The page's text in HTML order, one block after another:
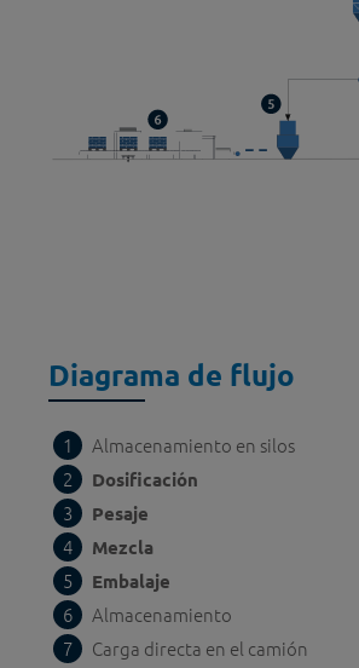
Diagrama de flujo
Almacenamiento en silos
Dosificación
Pesaje
Mezcla
Embalaje
Almacenamiento
Carga directa en el camión